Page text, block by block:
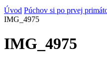
Úvod Púchov si po prvej
IMG_4975
IMG_4975